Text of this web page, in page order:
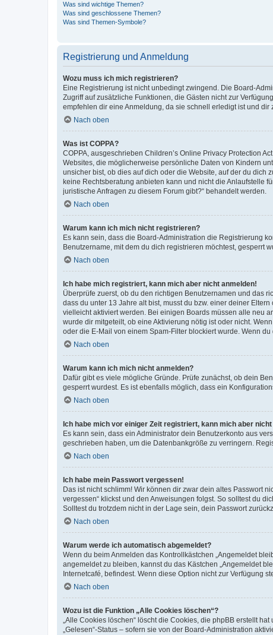
Was sind wichtige Themen?
Was sind geschlossene Themen?
Was sind Themen-Symbole?
Registrierung und Anmeldung
Wozu muss ich mich registrieren?
Eine Registrierung ist nicht unbedingt zwingend. Die Board-
Zugriff auf zusätzliche Funktionen, die Gästen nicht zur
empfehlen dir eine Anmeldung, da sie schnell erledigt ist und dir
Nach oben
Was ist COPPA?
COPPA, ausgeschrieben Children’s Online Privacy Protection
Websites, die möglicherweise persönliche Daten von Kindern
unsicher bist, ob dies auf dich oder die Website, auf der du dich
keine Rechtsberatung anbieten kann und nicht die Anlaufstelle
juristische Anfragen zu diesem Forum gibt?“ behandelt werden.
Nach oben
Warum kann ich mich nicht registrieren?
Es kann sein, dass die Board-Administration die Registrierung
Benutzername, mit dem du dich registrieren möchtest, gesperrt
Nach oben
Ich habe mich registriert, kann mich aber nicht anmelden!
Überprüfe zuerst, ob du den richtigen Benutzernamen und das
dass du unter 13 Jahre alt bist, musst du bzw. einer deiner
vielleicht aktiviert werden. Bei einigen Boards müssen alle neu
wurde dir mitgeteilt, ob eine Aktivierung nötig ist oder nicht.
oder die E-Mail von einem Spam-Filter blockiert wurde. Wenn
Nach oben
Warum kann ich mich nicht anmelden?
Dafür gibt es viele mögliche Gründe. Prüfe zunächst, ob dein
gesperrt wurdest. Es ist ebenfalls möglich, dass ein
Nach oben
Ich habe mich vor einiger Zeit registriert, kann mich aber
Es kann sein, dass ein Administrator dein Benutzerkonto aus
geschrieben haben, um die Datenbankgröße zu verringern.
Nach oben
Ich habe mein Passwort vergessen!
Das ist nicht schlimm! Wir können dir zwar dein altes Passwort
vergessen“ klickst und den Anweisungen folgst. So solltest du
Solltest du trotzdem nicht in der Lage sein, dein Passwort
Nach oben
Warum werde ich automatisch abgemeldet?
Wenn du beim Anmelden das Kontrollkästchen „Angemeldet
angemeldet zu bleiben, kannst du das Kästchen „Angemeldet
Internetcafé, befindest. Wenn diese Option nicht zur Verfügung
Nach oben
Wozu ist die Funktion „Alle Cookies löschen“?
„Alle Cookies löschen“ löscht die Cookies, die phpBB erstellt
„Gelesen“-Status – sofern sie von der Board-Administration